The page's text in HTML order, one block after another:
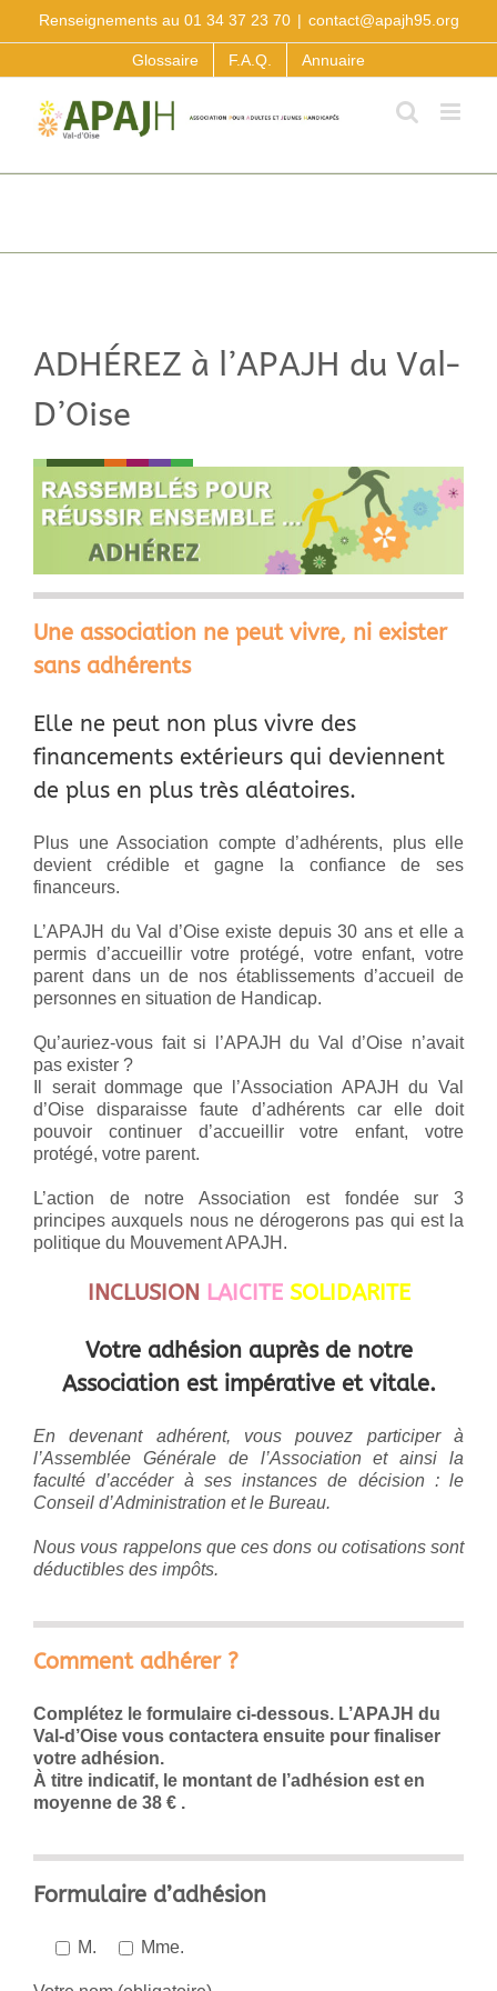
Renseignements au 01 34 37 23 70 | contact@apajh95.org
Glossaire F.A.Q. Annuaire
ADHÉREZ à l’APAJH du Val-
D’Oise
Une association ne peut vivre, ni exister
sans adhérents
Elle ne peut non plus vivre des
financements extérieurs qui deviennent
de plus en plus très aléatoires.
Plus une Association compte d’adhérents, plus elle
devient crédible et gagne la confiance de ses
financeurs.
L’APAJH du Val d’Oise existe depuis 30 ans et elle a
permis d’accueillir votre protégé, votre enfant, votre
parent dans un de nos établissements d’accueil de
personnes en situation de Handicap.
Qu’auriez-vous fait si l’APAJH du Val d’Oise n’avait
pas exister ?
Il serait dommage que l’Association APAJH du Val
d’Oise disparaisse faute d’adhérents car elle doit
pouvoir continuer d’accueillir votre enfant, votre
protégé, votre parent.
L’action de notre Association est fondée sur 3
principes auxquels nous ne dérogerons pas qui est la
politique du Mouvement APAJH.
INCLUSION LAICITE SOLIDARITE
Votre adhésion auprès de notre
Association est impérative et vitale.
En devenant adhérent, vous pouvez participer à
l’Assemblée Générale de l’Association et ainsi la
faculté d’accéder à ses instances de décision : le
Conseil d’Administration et le Bureau.
Nous vous rappelons que ces dons ou cotisations sont
déductibles des impôts.
Comment adhérer ?
Complétez le formulaire ci-dessous. L’APAJH du
Val-d’Oise vous contactera ensuite pour finaliser
votre adhésion.
À titre indicatif, le montant de l’adhésion est en
moyenne de 38 € .
Formulaire d’adhésion
M. Mme.